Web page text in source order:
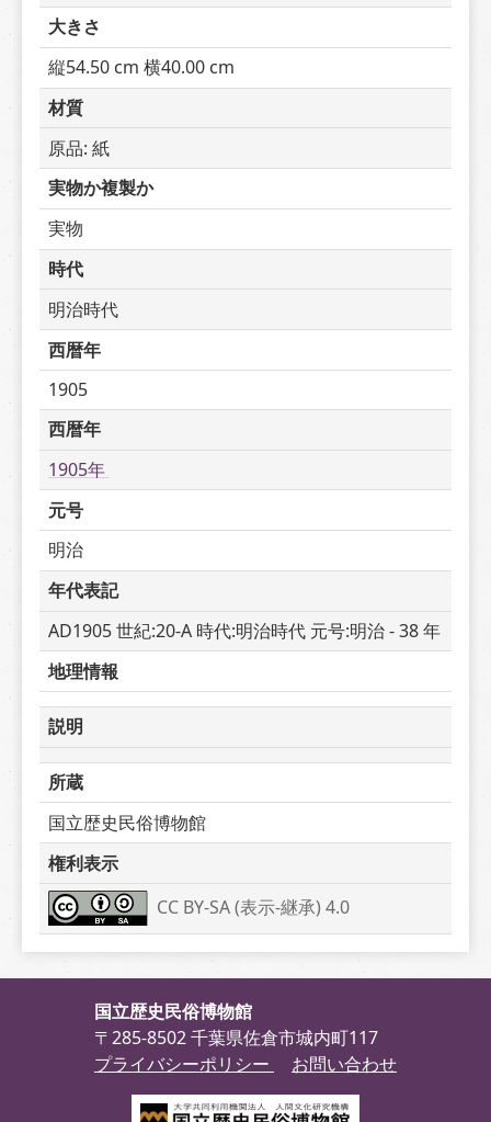
大きさ
縦54.50 cm 横40.00 cm
材質
原品: 紙
実物か複製か
実物
時代
明治時代
西暦年
1905
西暦年
1905年
元号
明治
年代表記
AD1905 世紀:20-A 時代:明治時代 元号:明治 - 38 年
地理情報
説明
所蔵
国立歴史民俗博物館
権利表示
CC BY-SA (表示-継承) 4.0
国立歴史民俗博物館
〒285-8502 千葉県佐倉市城内町117
プライバシーポリシー
お問い合わせ